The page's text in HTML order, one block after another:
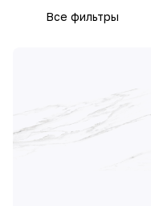
Все фильтры